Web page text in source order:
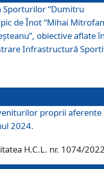
Sporturilor “Dumitru
de Înot “Mihai
obiective aflate
Infrastructură
proprii aferente
2024.
H.C.L. nr. 1074/